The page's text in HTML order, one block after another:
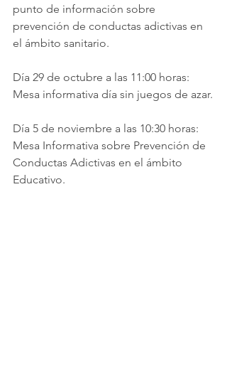
punto de información sobre
prevención de conductas adictivas en
el ámbito sanitario.
Día 29 de octubre a las 11:00 horas:
Mesa informativa día sin juegos de azar.
Día 5 de noviembre a las 10:30 horas:
Mesa Informativa sobre Prevención de
Conductas Adictivas en el ámbito
Educativo.